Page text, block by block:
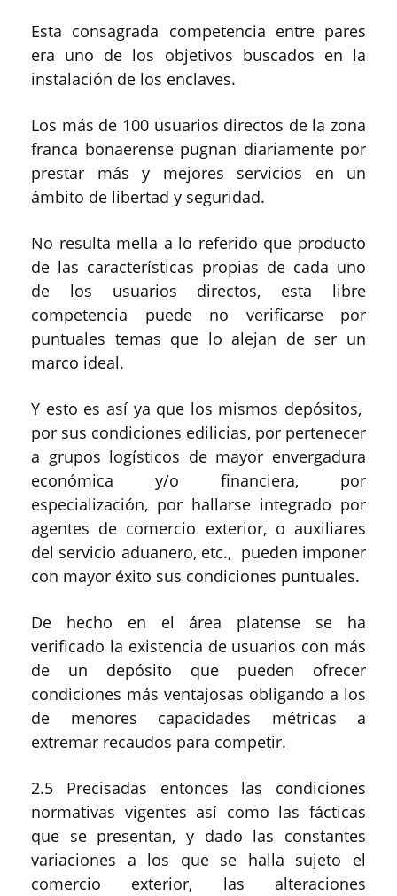
Esta consagrada competencia entre pares
era uno de los objetivos buscados en la
instalación de los enclaves.
Los más de 100 usuarios directos de la zona
franca bonaerense pugnan diariamente por
prestar más y mejores servicios en un
ámbito de libertad y seguridad.
No resulta mella a lo referido que producto
de las características propias de cada uno
de los usuarios directos, esta libre
competencia puede no verificarse por
puntuales temas que lo alejan de ser un
marco ideal.
Y esto es así ya que los mismos depósitos,
por sus condiciones edilicias, por pertenecer
a grupos logísticos de mayor envergadura
económica y/o financiera, por
especialización, por hallarse integrado por
agentes de comercio exterior, o auxiliares
del servicio aduanero, etc., pueden imponer
con mayor éxito sus condiciones puntuales.
De hecho en el área platense se ha
verificado la existencia de usuarios con más
de un depósito que pueden ofrecer
condiciones más ventajosas obligando a los
de menores capacidades métricas a
extremar recaudos para competir.
2.5 Precisadas entonces las condiciones
normativas vigentes así como las fácticas
que se presentan, y dado las constantes
variaciones a los que se halla sujeto el
comercio exterior, las alteraciones